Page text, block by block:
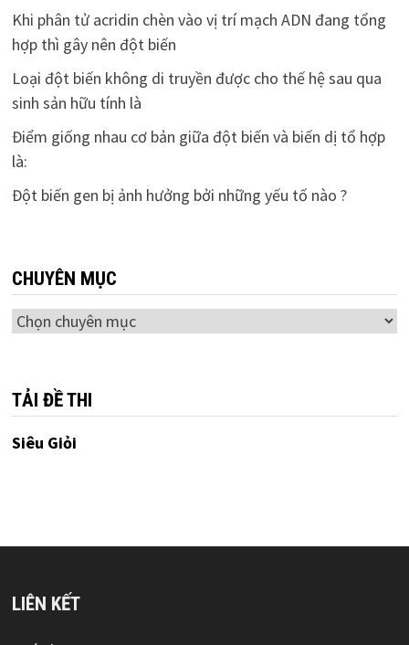
Khi phân tử acridin chèn vào vị trí mạch ADN đang tổng
hợp thì gây nên đột biến
Loại đột biến không di truyền được cho thế hệ sau qua
sinh sản hữu tính là
Điểm giống nhau cơ bản giữa đột biến và biến dị tổ hợp
là:
Đột biến gen bị ảnh hưởng bởi những yếu tố nào ?
CHUYÊN MỤC
Chuyên
TẢI ĐỀ THI
Siêu Giỏi
LIÊN KẾT